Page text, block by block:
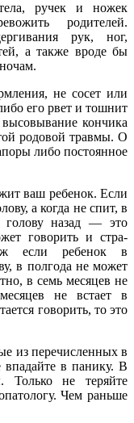
ручек и ножек
родителей.
рук, ног,
а также вроде бы
не сосет или
его рвет и тошнит
кончика
родовой травмы. О
либо постоянное
ваш ребенок. Если
а когда не спит, в
голову назад — это
говорить и стра­
если ребенок в
в полгода не может
в семь месяцев не
не встает в
говорить, то это
из перечисленных в
впадай­те в панику. В
Только не теряй­те
Чем раньше